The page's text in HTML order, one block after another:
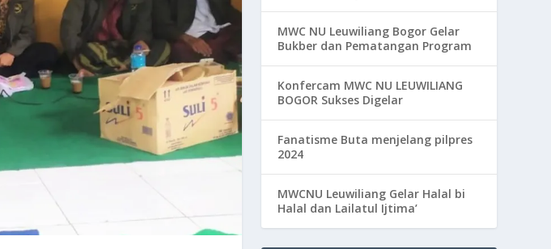
MWC NU Leuwiliang Bogor Gelar
Bukber dan Pematangan Program
Konfercam MWC NU LEUWILIANG
BOGOR Sukses Digelar
Fanatisme Buta menjelang pilpres
2024
MWCNU Leuwiliang Gelar Halal bi
Halal dan Lailatul Ijtima’